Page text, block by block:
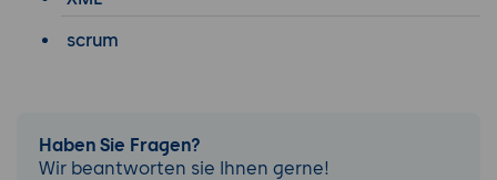
scrum
Haben Sie Fragen?
Wir beantworten sie Ihnen gerne!